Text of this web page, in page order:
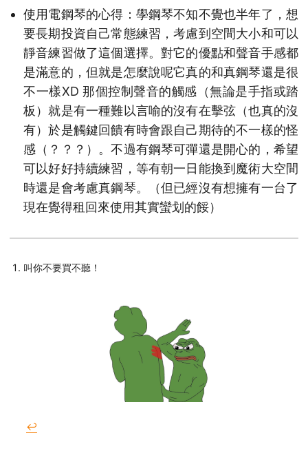
使用電鋼琴的心得：學鋼琴不知不覺也半年了，想
要長期投資自己常態練習，考慮到空間大小和可以
靜音練習做了這個選擇。對它的優點和聲音手感都
是滿意的，但就是怎麼說呢它真的和真鋼琴還是很
不一樣XD 那個控制聲音的觸感（無論是手指或踏
板）就是有一種難以言喻的沒有在擊弦（也真的沒
有）於是觸鍵回饋有時會跟自己期待的不一樣的怪
感（？？？）。不過有鋼琴可彈還是開心的，希望
可以好好持續練習，等有朝一日能換到魔術大空間
時還是會考慮真鋼琴。（但已經沒有想擁有一台了
現在覺得租回來使用其實蠻划的餒）
叫你不要買不聽！
↩︎